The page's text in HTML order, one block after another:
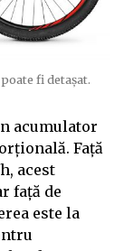
fi detașat.
acumulator
Față
acest
față de
este la